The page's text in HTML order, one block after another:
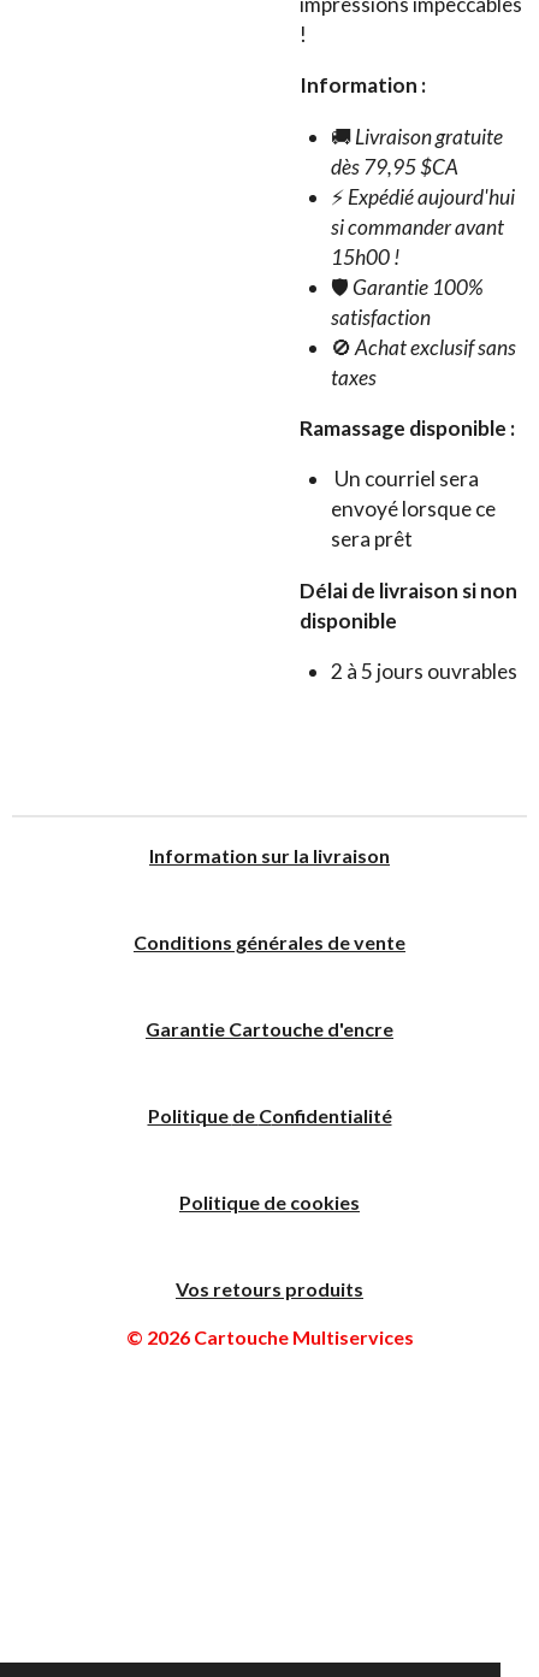
!
Information :
🚚Livraison gratuite
dès 79,95 $CA
⚡Expédié aujourd'hui
si commander avant
15h00 !
🛡️Garantie 100%
satisfaction
🚫Achat exclusif sans
taxes
Ramassage disponible :
Un courriel sera
envoyé lorsque ce
sera prêt
Délai de livraison si non
disponible
2 à 5 jours ouvrables
Information sur la livraison
Conditions générales de vente
Garantie Cartouche d'encre
Politique de Confidentialité
Politique de cookies
Vos retours produits
© 2026 Cartouche Multiservices